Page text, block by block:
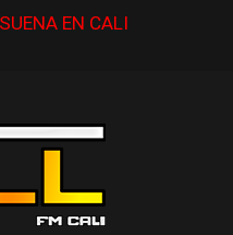
EN CALI